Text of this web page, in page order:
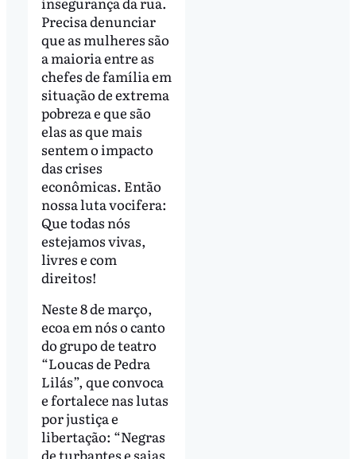
Precisa denunciar
que as mulheres são
a maioria entre as
chefes de família em
situação de extrema
pobreza e que são
elas as que mais
sentem o impacto
das crises
econômicas. Então
nossa luta vocifera:
Que todas nós
estejamos vivas,
livres e com
direitos!
Neste 8 de março,
ecoa em nós o canto
do grupo de teatro
“Loucas de Pedra
Lilás”, que convoca
e fortalece nas lutas
por justiça e
libertação: “Negras
de turbantes e saias